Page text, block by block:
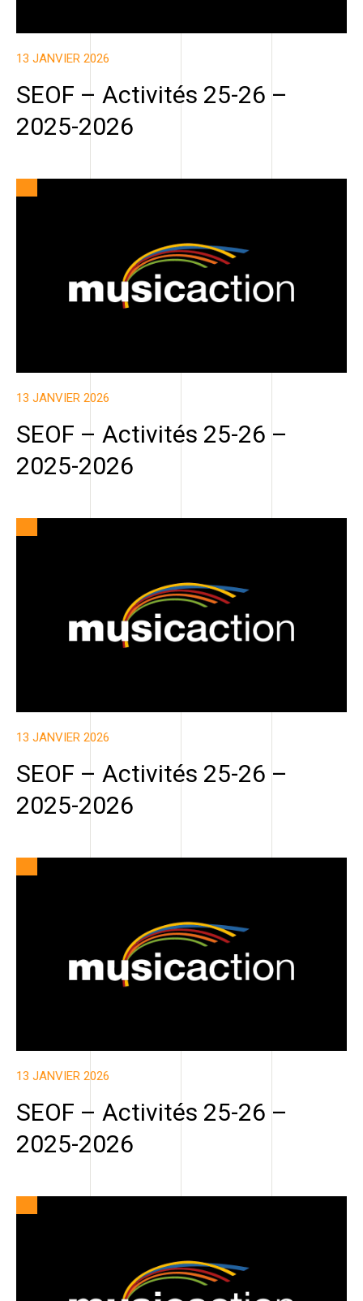
13 JANVIER 2026
SEOF – Activités 25-26 –
2025-2026
13 JANVIER 2026
SEOF – Activités 25-26 –
2025-2026
13 JANVIER 2026
SEOF – Activités 25-26 –
2025-2026
13 JANVIER 2026
SEOF – Activités 25-26 –
2025-2026